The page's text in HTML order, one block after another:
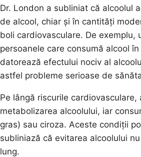
Dr. London a subliniat că alcoolul
de alcool, chiar și în cantități
boli cardiovasculare. De
persoanele care consumă alcool
datorează efectului nociv al
astfel probleme serioase de
Pe lângă riscurile
metabolizarea alcoolului, iar
gras) sau ciroza. Aceste condiții
subliniază că evitarea alcoolului
lung.